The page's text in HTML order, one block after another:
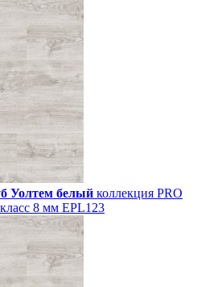
Уолтем белый коллекция PRO
8 мм EPL123